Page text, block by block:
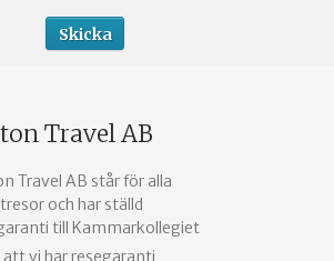
Travel AB
Travel AB står för alla
och har ställd
till Kammarkollegiet
att vi har resegaranti